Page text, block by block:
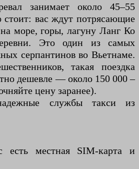
занимает около 45–55
стоит: вас ждут потрясающие
море, горы, лагуну Ланг Ко
Это один из самых
серпантинов во Вьетнаме.
такая поездка
дешевле — около 150 000 –
цену заранее).
службы такси из
есть местная SIM-карта и